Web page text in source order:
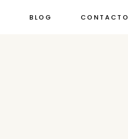
BLOG CONTACTO